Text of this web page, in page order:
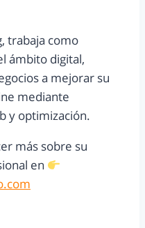
trabaja como
ámbito digital,
a mejorar su
mediante
y optimización.
más sobre su
en